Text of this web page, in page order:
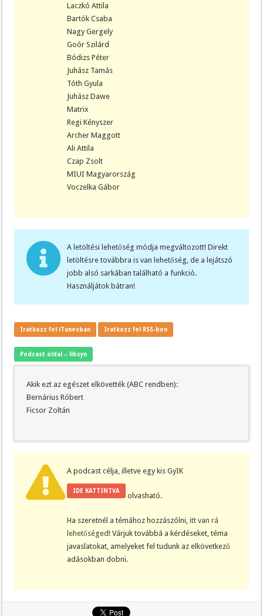
Laczkó Attila
Bartók Csaba
Nagy Gergely
Goór Szilárd
Bódizs Péter
Juhász Tamás
Tóth Gyula
Juhász Dawe
Matrix
Regi Kényszer
Archer Maggott
Ali Attila
Czap Zsolt
MIUI Magyarország
Voczelka Gábor
A letöltési lehetőség módja megváltozott! Direkt
letöltésre továbbra is van lehetőség, de a lejátszó
jobb alsó sarkában található a funkció.
Használjátok bátran!
Iratkozz fel iTunesban Iratkozz fel RSS-ben
Podcast oldal – libsyn
Akik ezt az egészet elkövették (ABC rendben):
Bernárius Róbert
Ficsor Zoltán
A podcast célja, illetve egy kis GyIK
IDE KATTINTVA
olvasható.
Ha szeretnél a témához hozzászólni,itt van rá
lehetőséged! Várjuk továbbá a kérdéseket, téma
javaslatokat, amelyeket fel tudunk az elkövetkező
adásokban dobni.